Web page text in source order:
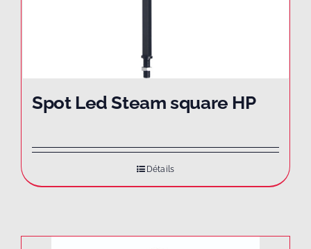
Spot Led Steam square HP
Détails